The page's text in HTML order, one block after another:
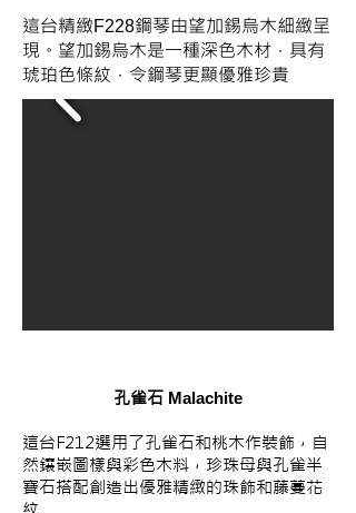
這台精緻F228鋼琴由望加錫烏木細緻呈
現。望加錫烏木是一種深色木材，具有
琥珀色條紋，令鋼琴更顯優雅珍貴
孔雀石 Malachite
這台F212選用了孔雀石和桃木作裝飾，自
然鑲嵌圖樣與彩色木料，珍珠母與孔雀半
寶石搭配創造出優雅精緻的珠飾和藤蔓花